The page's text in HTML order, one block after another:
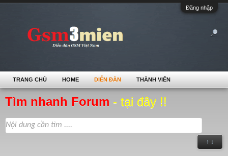
Đăng nhập
Tìm nhanh Forum - tại đây !!
↑ ↓
TRANG CHỦ HOME DIỄN ĐÀN THÀNH VIÊN